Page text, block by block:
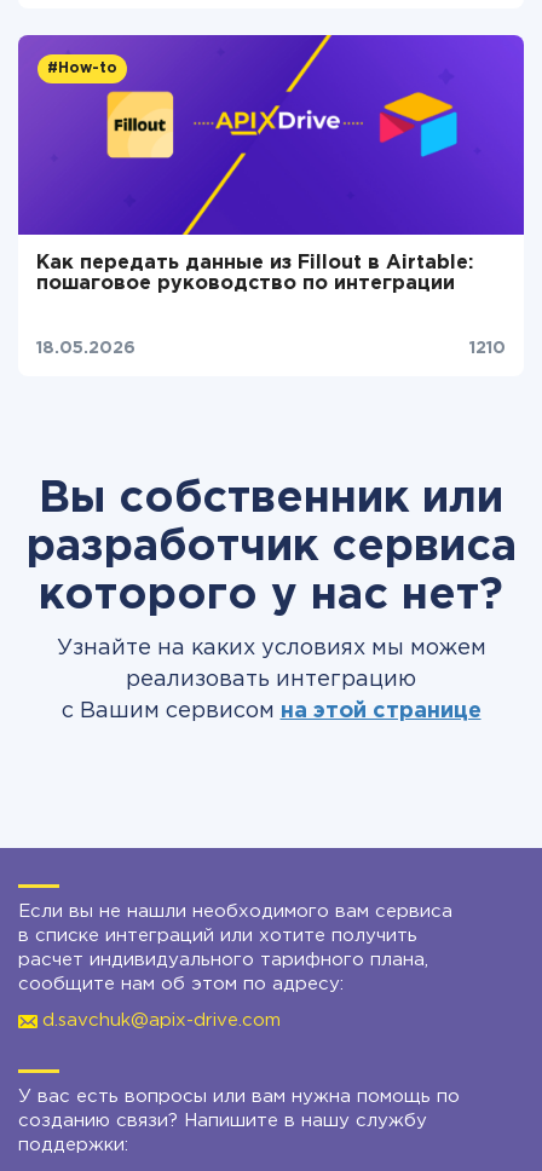
#How-to
Как передать данные из Fillout в Airtable:
пошаговое руководство по интеграции
18.05.2026 1210
Вы собственник или
разработчик сервиса
которого у нас нет?
Узнайте на каких условиях мы можем
реализовать интеграцию
с Вашим сервисом на этой странице
Если вы не нашли необходимого вам сервиса
в списке интеграций или хотите получить
расчет индивидуального тарифного плана,
сообщите нам об этом по адресу:
d.savchuk@apix-drive.com
У вас есть вопросы или вам нужна помощь по
созданию связи? Напишите в нашу службу
поддержки: